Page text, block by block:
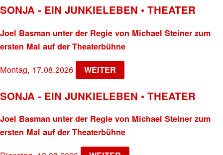
SONJA - EIN JUNKIELEBEN • THEATER
Joel Basman unter der Regie von Michael Steiner zum
ersten Mal auf der Theaterbühne
Montag, 17.08.2026 WEITER
SONJA - EIN JUNKIELEBEN • THEATER
Joel Basman unter der Regie von Michael Steiner zum
ersten Mal auf der Theaterbühne